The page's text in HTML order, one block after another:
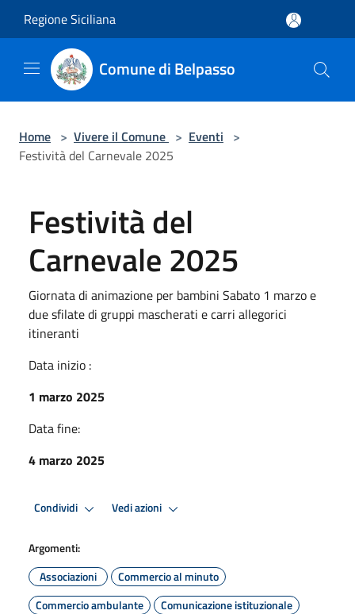
Regione Siciliana
Comune di Belpasso
Home > Vivere il Comune > Eventi >
Festività del Carnevale 2025
Festività del
Carnevale 2025
Giornata di animazione per bambini Sabato 1 marzo e
due sfilate di gruppi mascherati e carri allegorici
itineranti
Data inizio :
1 marzo 2025
Data fine:
4 marzo 2025
Condividi Vedi azioni
Argomenti:
Associazioni
Commercio al minuto
Commercio ambulante
Comunicazione istituzionale